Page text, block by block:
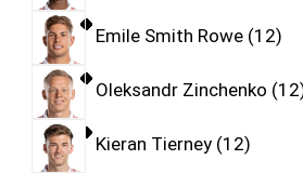
Emile Smith Rowe 12
Oleksandr Zinchenko 12
Kieran Tierney 12